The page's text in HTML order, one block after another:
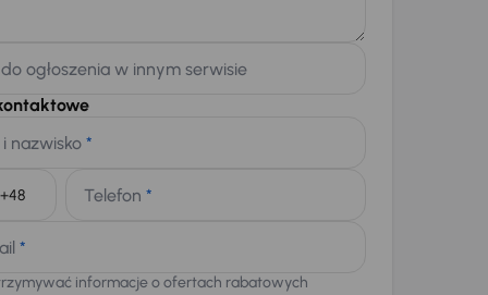
ogłoszenia w innym serwisie
nazwisko *
Telefon *
*
informacje o ofertach rabatowych